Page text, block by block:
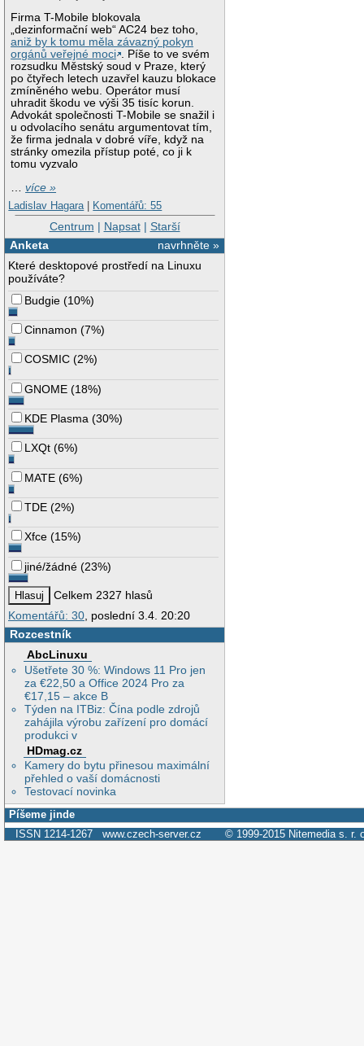
Firma T-Mobile blokovala
„dezinformační web“ AC24 bez toho,
aniž by k tomu měla závazný pokyn
orgánů veřejné moci . Píše to ve svém
rozsudku Městský soud v Praze, který
po čtyřech letech uzavřel kauzu blokace
zmíněného webu. Operátor musí
uhradit škodu ve výši 35 tisíc korun.
Advokát společnosti T-Mobile se snažil i
u odvolacího senátu argumentovat tím,
že firma jednala v dobré víře, když na
stránky omezila přístup poté, co ji k
tomu vyzvalo
…více »
Ladislav Hagara | Komentářů: 55
Centrum | Napsat| Starší
navrhněte »
Anketa
Které desktopové prostředí na Linuxu
používáte?
Budgie (10%)
Cinnamon (7%)
COSMIC (2%)
GNOME (18%)
KDE Plasma (30%)
LXQt (6%)
MATE (6%)
TDE (2%)
Xfce (15%)
jiné/žádné (23%)
Celkem 2327 hlasů
Komentářů: 30, poslední 3.4. 20:20
Rozcestník
AbcLinuxu
Ušetřete 30 %: Windows 11 Pro jen
za €22,50 a Office 2024 Pro za
€17,15 – akce B
Týden na ITBiz: Čína podle zdrojů
zahájila výrobu zařízení pro domácí
produkci v
HDmag.cz
Kamery do bytu přinesou maximální
přehled o vaší domácnosti
Testovací novinka
Píšeme jinde
ISSN 1214-1267 www.czech-server.cz © 1999-2015 Nitemedia s. r.